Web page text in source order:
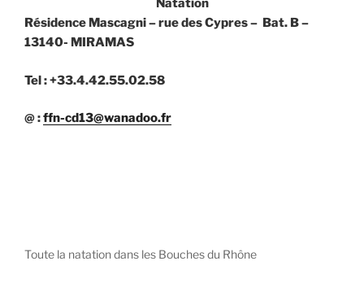
Natation
Résidence Mascagni – rue des Cypres – Bat. B –
13140- MIRAMAS
Tel : +33.4.42.55.02.58
@ :ffn-cd13@wanadoo.fr
Toute la natation dans les Bouches du Rhône